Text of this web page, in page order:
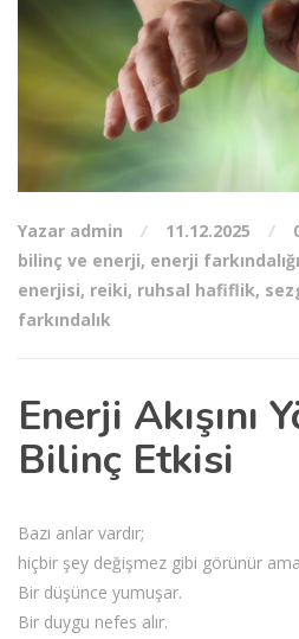
Yazar admin 11.12.2025
bilinç ve enerji, enerji farkındalığı
enerjisi, reiki, ruhsal hafiflik,
farkındalık
Enerji Akışını
Bilinç Etkisi
Bazı anlar vardır;
hiçbir şey değişmez gibi görünür
Bir düşünce yumuşar.
Bir duygu nefes alır.